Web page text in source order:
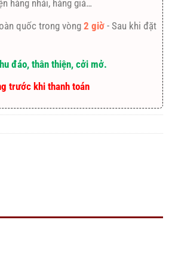
hàng nhái, hàng giả…
quốc trong vòng2 giờ - Sau khi đặt
đáo, thân thiện, cởi mở.
trước khi thanh toán